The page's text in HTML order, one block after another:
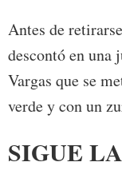
Antes de
descontó en una
Vargas que se
verde y con un
SIGUE